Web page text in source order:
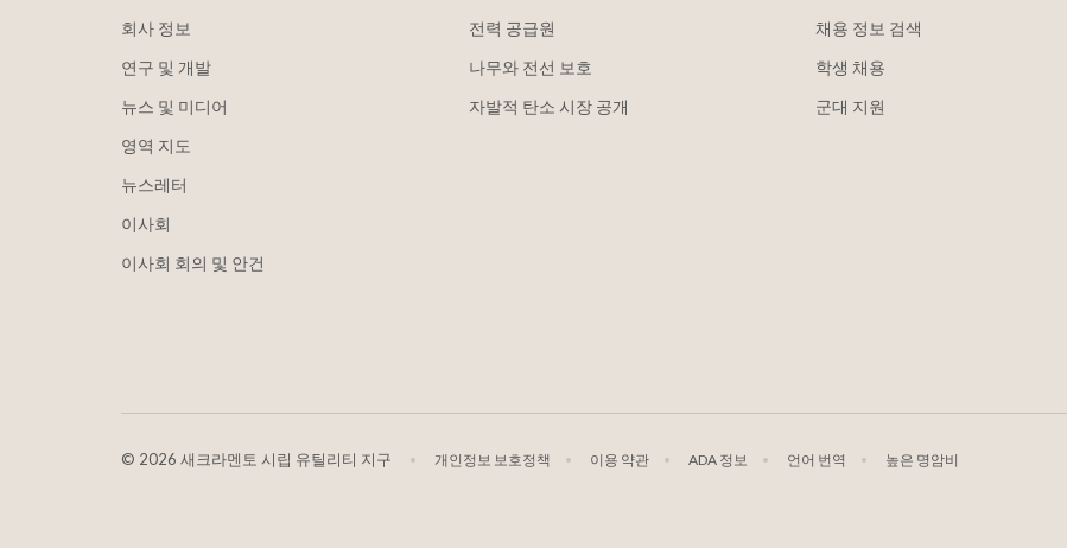
회사 정보
연구 및 개발
뉴스 및 미디어
영역 지도
뉴스레터
이사회
이사회 회의 및 안건
전력 공급원
나무와 전선 보호
자발적 탄소 시장 공개
채용 정보 검색
학생 채용
군대 지원
© 2026 새크라멘토 시립 유틸리티 지구 개인정보 보호정책 이용 약관 ADA 정보 언어 번역 높은 명암비